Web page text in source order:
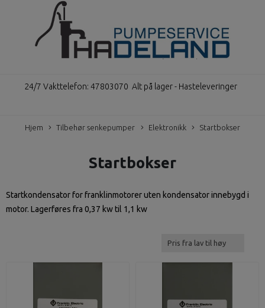
24/7 Vakttelefon: 47803070 Alt på lager - Hasteleveringer
Hjem Tilbehør senkepumper Elektronikk Startbokser
Startbokser
Startkondensator for franklinmotorer uten kondensator innebygd i
motor. Lagerføres fra 0,37 kw til 1,1 kw